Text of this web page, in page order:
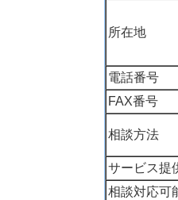
所在地
電話番号
FAX番号
相談方法
サービス
相談対応可